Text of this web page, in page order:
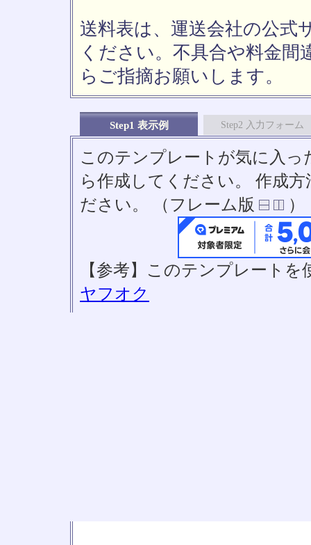
送料表は、運送会社の公式
ください。不具合や料金間
らご指摘お願いします。
Step1 表示例 Step2 入力フォーム
このテンプレートが気に入っ
ら作成してください。 作成
ださい。 （フレーム版
）
【参考】このテンプレート
ヤフオク